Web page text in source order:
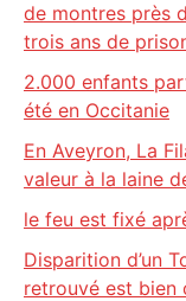
de montres près
trois ans de
2.000 enfants
été en Occitanie
En Aveyron, La
valeur à la laine
le feu est fixé
Disparition d’un
retrouvé est bien